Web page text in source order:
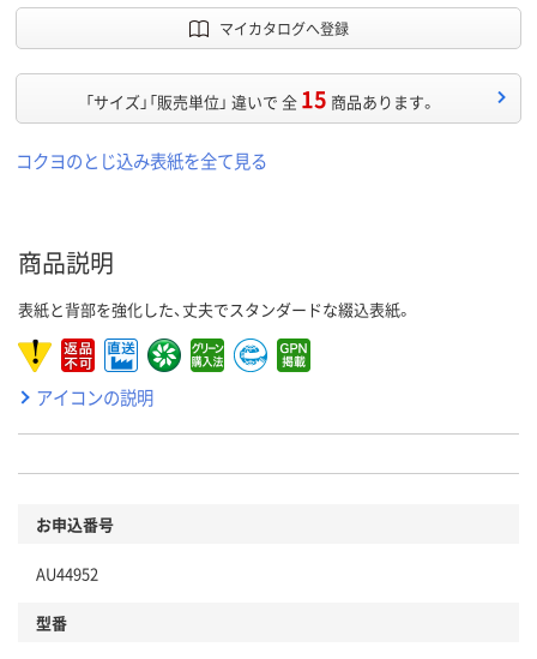
マイカタログへ登録
「サイズ」「販売単位」 違いで 全 15 商品あります。
コクヨのとじ込み表紙を全て見る
商品説明
表紙と背部を強化した、丈夫でスタンダードな綴込表紙。
アイコンの説明
お申込番号
AU44952
型番